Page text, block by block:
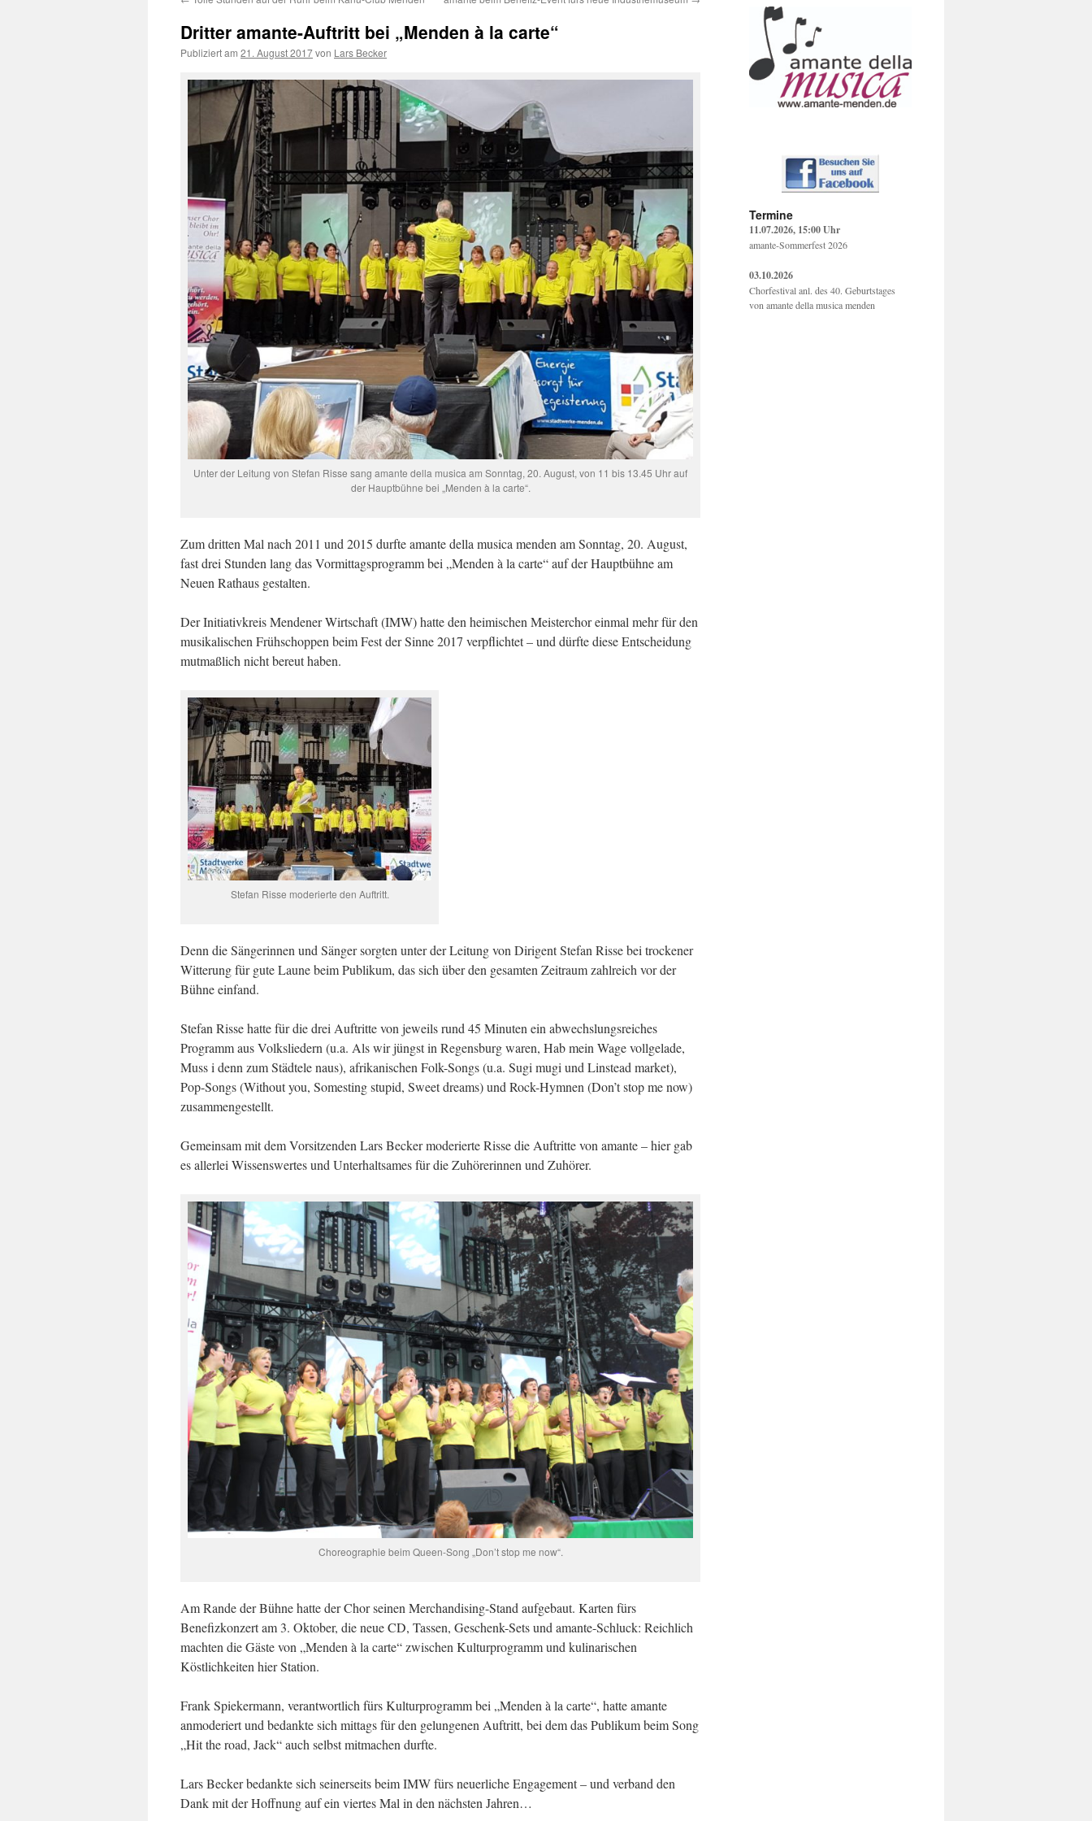
Dritter amante-Auftritt bei „Menden à la carte“
Publiziert am 21. August 2017von Lars Becker
Unter der Leitung von Stefan Risse sang amante della musica am Sonntag, 20. August, von 11 bis 13.45 Uhr auf
der Hauptbühne bei „Menden à la carte“.
Zum dritten Mal nach 2011 und 2015 durfte amante della musica menden am Sonntag, 20. August,
fast drei Stunden lang das Vormittagsprogramm bei „Menden à la carte“ auf der Hauptbühne am
Neuen Rathaus gestalten.
Der Initiativkreis Mendener Wirtschaft (IMW) hatte den heimischen Meisterchor einmal mehr für den
musikalischen Frühschoppen beim Fest der Sinne 2017 verpflichtet – und dürfte diese Entscheidung
mutmaßlich nicht bereut haben.
Stefan Risse moderierte den Auftritt.
Denn die Sängerinnen und Sänger sorgten unter der Leitung von Dirigent Stefan Risse bei trockener
Witterung für gute Laune beim Publikum, das sich über den gesamten Zeitraum zahlreich vor der
Bühne einfand.
Stefan Risse hatte für die drei Auftritte von jeweils rund 45 Minuten ein abwechslungsreiches
Programm aus Volksliedern (u.a. Als wir jüngst in Regensburg waren, Hab mein Wage vollgelade,
Muss i denn zum Städtele naus), afrikanischen Folk-Songs (u.a. Sugi mugi und Linstead market),
Pop-Songs (Without you, Somesting stupid, Sweet dreams) und Rock-Hymnen (Don’t stop me now)
zusammengestellt.
Gemeinsam mit dem Vorsitzenden Lars Becker moderierte Risse die Auftritte von amante – hier gab
es allerlei Wissenswertes und Unterhaltsames für die Zuhörerinnen und Zuhörer.
Choreographie beim Queen-Song „Don’t stop me now“.
Am Rande der Bühne hatte der Chor seinen Merchandising-Stand aufgebaut. Karten fürs
Benefizkonzert am 3. Oktober, die neue CD, Tassen, Geschenk-Sets und amante-Schluck: Reichlich
machten die Gäste von „Menden à la carte“ zwischen Kulturprogramm und kulinarischen
Köstlichkeiten hier Station.
Frank Spiekermann, verantwortlich fürs Kulturprogramm bei „Menden à la carte“, hatte amante
anmoderiert und bedankte sich mittags für den gelungenen Auftritt, bei dem das Publikum beim Song
„Hit the road, Jack“ auch selbst mitmachen durfte.
Lars Becker bedankte sich seinerseits beim IMW fürs neuerliche Engagement – und verband den
Dank mit der Hoffnung auf ein viertes Mal in den nächsten Jahren…
Termine
11.07.2026, 15:00 Uhr
amante-Sommerfest 2026
03.10.2026
Chorfestival anl. des 40. Geburtstages
von amante della musica menden